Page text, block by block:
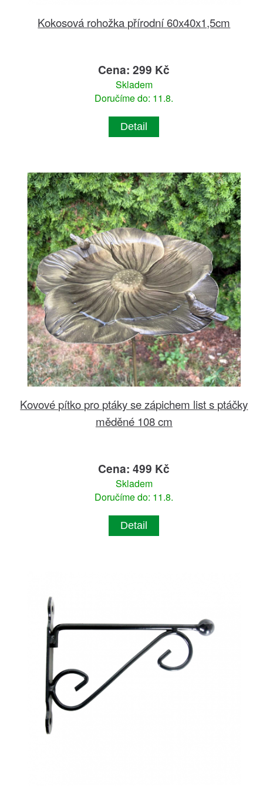
Kokosová rohožka přírodní 60x40x1,5cm
Cena: 299 Kč
Skladem
Doručíme do: 11.8.
Detail
Kovové pítko pro ptáky se zápichem list s ptáčky
měděné 108 cm
Cena: 499 Kč
Skladem
Doručíme do: 11.8.
Detail